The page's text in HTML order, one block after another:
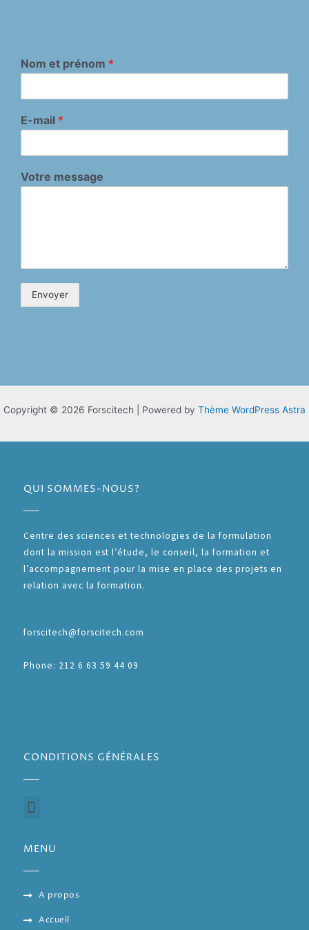
Nom et prénom *
E-mail *
Votre message
Envoyer
Copyright © 2026 Forscitech | Powered by Thème WordPress Astra
QUI SOMMES-NOUS?
Centre des sciences et technologies de la formulation
dont la mission est l’étude, le conseil, la formation et
l’accompagnement pour la mise en place des projets en
relation avec la formation.
forscitech@forscitech.com
Phone: 212 6 63 59 44 09
CONDITIONS GÉNÉRALES
MENU
A propos
Accueil